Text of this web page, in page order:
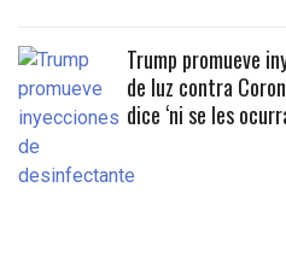
Trump promueve
de luz contra
dice ‘ni se les